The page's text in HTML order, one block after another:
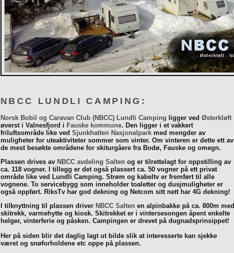
NBCC LUNDLI CAMPING:
Norsk Bobil og Caravan Club (NBCC) Lundli Camping ligger ved Østerkløft
øverst i Valnesfjord i Fauske kommune. Den ligger i et vakkert
friluftsområde like ved Sjunkhatten Nasjonalparkmed mengder av
muligheter for uteaktiviteter sommer som vinter. Om vinteren er dette ett av
de mest besøkte områdene for skiturgåere fra Bodø, Fauske og omegn.
Plassen drives av NBCC avdeling Salten og er tilrettelagt for oppstilling av
ca. 118 vogner. I tillegg er det også plassert ca. 50 vogner på ett privat
område like ved Lundli Camping. Strøm og kabeltv er fremført til alle
vognene. To servicebygg som inneholder toaletter og dusjmuligheter er
også oppført. RiksTv har god dekning og Netcom sitt nett har 4G dekning!
I tilknyttning til plassen driver NBCC Salten en alpinbakke på ca. 800m med
skitrekk, varmehytte og kiosk. Skitrekket er i vintersesongen åpent enkelte
helger, vinterferie og påsken. Campingen er drevet på dugnadsprinsippet!
Her på siden blir det daglig lagt ut bilde slik at interesserte kan sjekke
været og snøforholdene etc oppe på plassen.